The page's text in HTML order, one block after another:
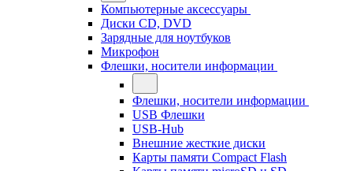
Компьютерные аксессуары
Диски CD, DVD
Зарядные для ноутбуков
Микрофон
Флешки, носители информации
Флешки, носители информации
USB Флешки
USB-Hub
Внешние жесткие диски
Карты памяти Compact Flash